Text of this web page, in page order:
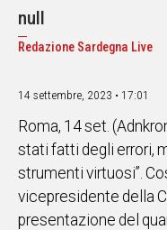
ORISTANO
SULCIS
OGLIASTRA
MEDIO
CAMPIDANO
ALTRE
NOTIZIE
null
Redazione Sardegna Live
14 settembre, 2023 • 17:01
Roma, 14 set.
stati fatti degli errori,
strumenti virtuosi”.
vicepresidente della
presentazione del